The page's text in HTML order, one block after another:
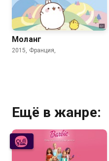
Моланг
2015, Франция,
Ещё в жанре: